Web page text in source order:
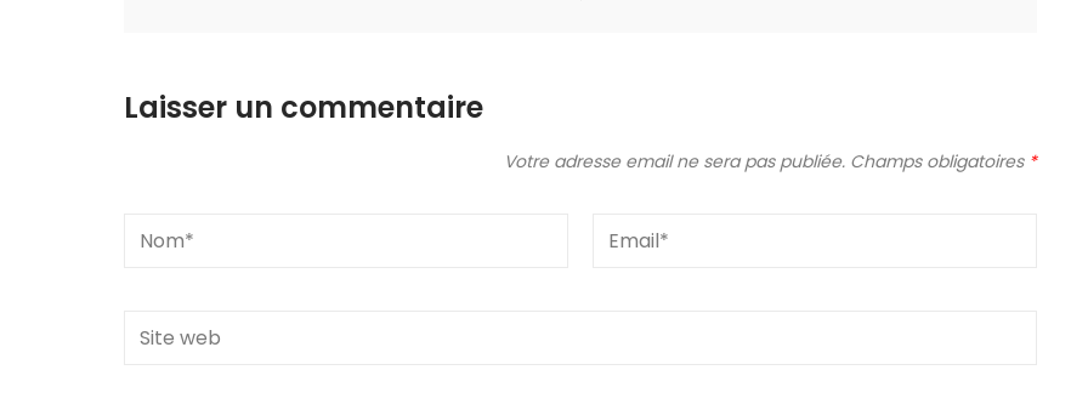
Laisser un commentaire
Votre adresse email ne sera pas publiée. Champs obligatoires *
mail
Site
web